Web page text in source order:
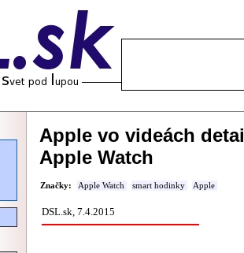
Apple vo videách
Apple Watch
Značky: Apple Watch smart hodinky Apple
DSL.sk, 7.4.2015